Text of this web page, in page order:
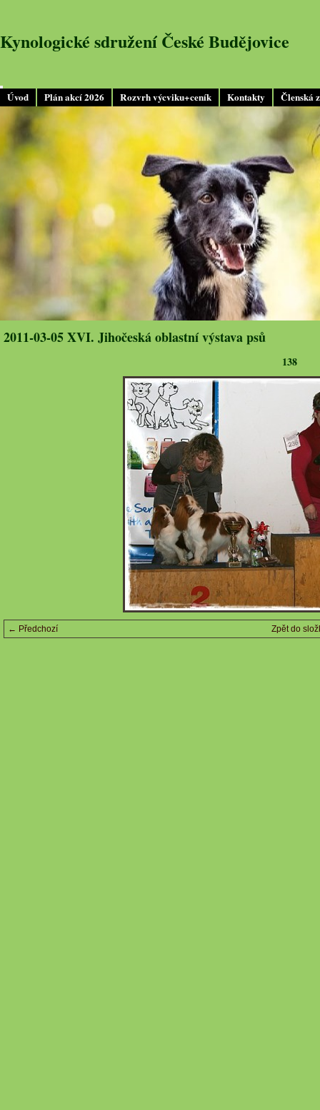
Úvod Plán akcí 2026 Rozvrh výcviku+ceník Kontakty Členská
Kynologické sdružení České Budějovice
2011-03-05 XVI. Jihočeská oblastní výstava psů
138
← Předchozí Zpět do